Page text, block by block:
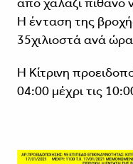
Η ένταση της
35χιλιοστά ανά
Η Κίτρινη
04:00 μέχρι τις